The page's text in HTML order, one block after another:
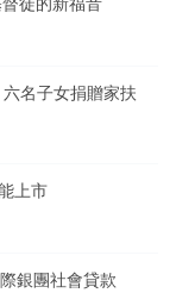
名子女捐贈家扶
上市
銀團社會貸款